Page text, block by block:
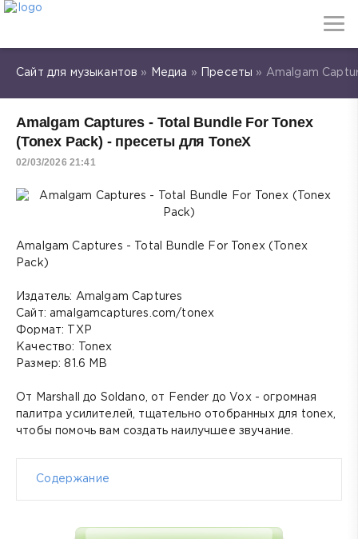
Сайт для музыкантов » Медиа » Пресеты » Amalgam
Amalgam Captures - Total Bundle For Tonex
(Tonex Pack) - пресеты для ToneX
02/03/2026 21:41
Amalgam Captures - Total Bundle For Tonex (Tonex
Pack)
Издатель: Amalgam Captures
Сайт: amalgamcaptures.com/tonex
Формат: TXP
Качество: Tonex
Размер: 81.6 MB
От Marshall до Soldano, от Fender до Vox - огромная
палитра усилителей, тщательно отобранных для tonex,
чтобы помочь вам создать наилучшее звучание.
Содержание